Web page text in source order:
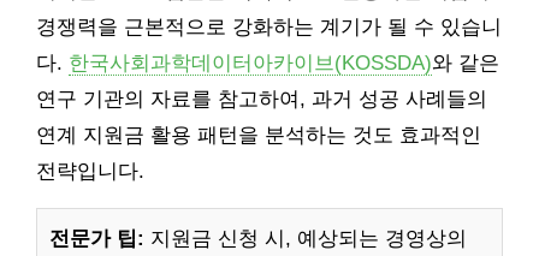
경쟁력을 근본적으로 강화하는 계기가 될 수 있습니
다. 한국사회과학데이터아카이브(KOSSDA)와 같은
연구 기관의 자료를 참고하여, 과거 성공 사례들의
연계 지원금 활용 패턴을 분석하는 것도 효과적인
전략입니다.
전문가 팁: 지원금 신청 시, 예상되는 경영상의